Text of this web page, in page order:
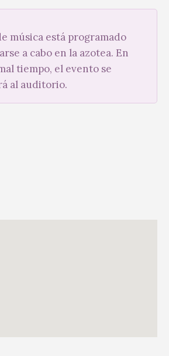
música está programado
a cabo en la azotea. En
tiempo, el evento se
al auditorio.